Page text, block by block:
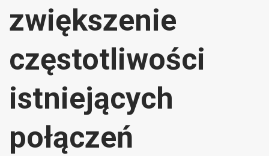
zwiększenie
częstotliwości
istniejących
połączeń